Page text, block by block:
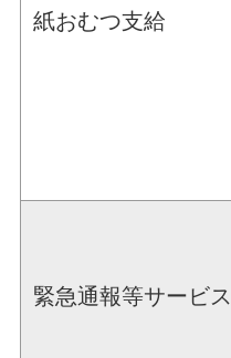
紙おむつ支給
緊急通報等サービス